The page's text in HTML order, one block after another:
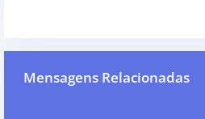
Mensagens Relacionadas